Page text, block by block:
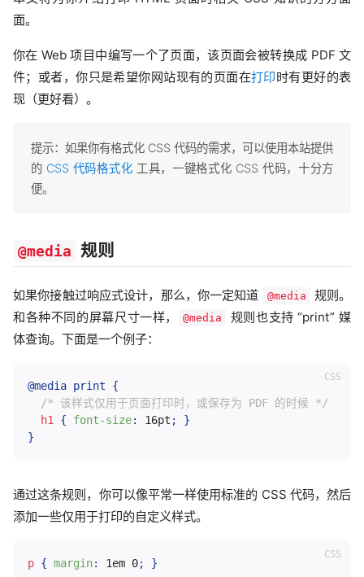
面。
你在 Web 项目中编写一个了页面，该页面会被转换成 PDF 文
件；或者，你只是希望你网站现有的页面在打印时有更好的表
现（更好看）。
提示：如果你有格式化 CSS 代码的需求，可以使用本站提供
的 CSS 代码格式化 工具，一键格式化 CSS 代码，十分方
便。
@media 规则
如果你接触过响应式设计，那么，你一定知道 @media
规则。
和各种不同的屏幕尺寸一样，
@media
规则也支持 “print” 媒
体查询。下面是一个例子：
@media print
{
/* 该样式仅用于页面打印时，或保存为 PDF 的时候 */
h1
{ font-size: 16pt ;
}
}
通过这条规则，你可以像平常一样使用标准的 CSS 代码，然后
添加一些仅用于打印的自定义样式。
p { margin: 1em 0; }